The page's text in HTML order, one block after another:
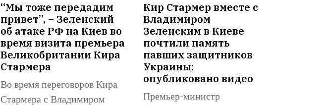
“Мы тоже передадим
привет”, – Зеленский
об атаке РФ на Киев во
время визита премьера
Великобритании Кира
Стармера
Во время переговоров Кира
Стармера с Владимиром
Кир Стармер вместе с
Владимиром
Зеленским в Киеве
почтили память
павших защитников
Украины:
опубликовано видео
Премьер-министр